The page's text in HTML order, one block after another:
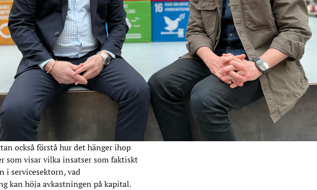
också förstå hur det hänger ihop
som visar vilka insatser som faktiskt
i servicesektorn, vad
kan höja avkastningen på kapital.